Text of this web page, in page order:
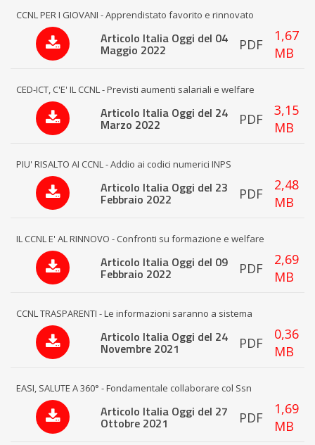
CCNL PER I GIOVANI - Apprendistato favorito e rinnovato
Articolo Italia Oggi del 04
Maggio 2022 PDF
1,67
MB
CED-ICT, C'E' IL CCNL - Previsti aumenti salariali e welfare
Articolo Italia Oggi del 24
Marzo 2022 PDF
3,15
MB
PIU' RISALTO AI CCNL - Addio ai codici numerici INPS
Articolo Italia Oggi del 23
Febbraio 2022 PDF
2,48
MB
IL CCNL E' AL RINNOVO - Confronti su formazione e welfare
Articolo Italia Oggi del 09
Febbraio 2022 PDF
2,69
MB
CCNL TRASPARENTI - Le informazioni saranno a sistema
Articolo Italia Oggi del 24
Novembre 2021 PDF
0,36
MB
EASI, SALUTE A 360° - Fondamentale collaborare col Ssn
Articolo Italia Oggi del 27
Ottobre 2021 PDF
1,69
MB